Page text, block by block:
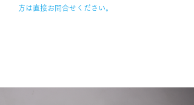
方は直接お問合せください。